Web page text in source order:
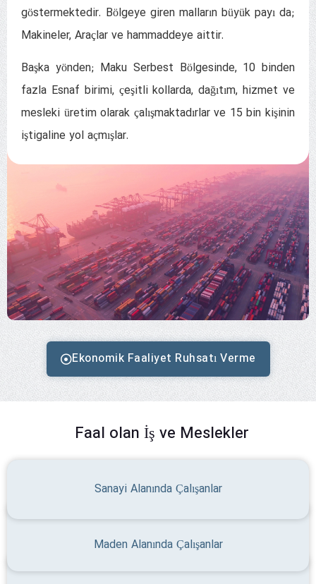
göstermektedir. Bölgeye giren malların büyük payı da;
Makineler, Araçlar ve hammaddeye aittir.
Başka yönden; Maku Serbest Bölgesinde, 10 binden
fazla Esnaf birimi, çeşitli kollarda, dağıtım, hizmet ve
mesleki üretim olarak çalışmaktadırlar ve 15 bin kişinin
iştigaline yol açmışlar.
Ekonomik Faaliyet Ruhsatı Verme
Faal olan İş ve Meslekler
Sanayi Alanında Çalışanlar
Maden Alanında Çalışanlar